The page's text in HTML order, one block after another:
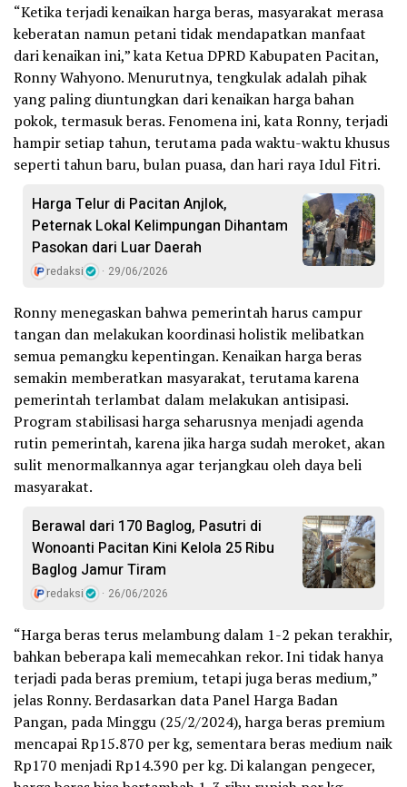
“Ketika terjadi kenaikan harga beras, masyarakat merasa
keberatan namun petani tidak mendapatkan manfaat
dari kenaikan ini,” kata Ketua DPRD Kabupaten Pacitan,
Ronny Wahyono. Menurutnya, tengkulak adalah pihak
yang paling diuntungkan dari kenaikan harga bahan
pokok, termasuk beras. Fenomena ini, kata Ronny, terjadi
hampir setiap tahun, terutama pada waktu-waktu khusus
seperti tahun baru, bulan puasa, dan hari raya Idul Fitri.
Harga Telur di Pacitan Anjlok,
Peternak Lokal Kelimpungan Dihantam
Pasokan dari Luar Daerah
redaksi 29/06/2026
Ronny menegaskan bahwa pemerintah harus campur
tangan dan melakukan koordinasi holistik melibatkan
semua pemangku kepentingan. Kenaikan harga beras
semakin memberatkan masyarakat, terutama karena
pemerintah terlambat dalam melakukan antisipasi.
Program stabilisasi harga seharusnya menjadi agenda
rutin pemerintah, karena jika harga sudah meroket, akan
sulit menormalkannya agar terjangkau oleh daya beli
masyarakat.
Berawal dari 170 Baglog, Pasutri di
Wonoanti Pacitan Kini Kelola 25 Ribu
Baglog Jamur Tiram
redaksi 26/06/2026
“Harga beras terus melambung dalam 1-2 pekan terakhir,
bahkan beberapa kali memecahkan rekor. Ini tidak hanya
terjadi pada beras premium, tetapi juga beras medium,”
jelas Ronny. Berdasarkan data Panel Harga Badan
Pangan, pada Minggu (25/2/2024), harga beras premium
mencapai Rp15.870 per kg, sementara beras medium naik
Rp170 menjadi Rp14.390 per kg. Di kalangan pengecer,